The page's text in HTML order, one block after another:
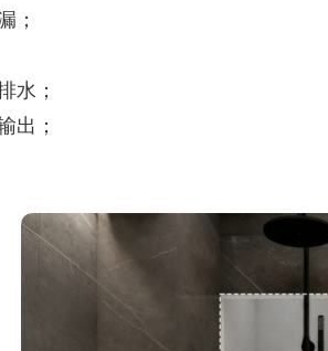
；
水；
出；